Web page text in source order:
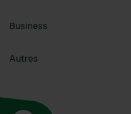
Business
Autres